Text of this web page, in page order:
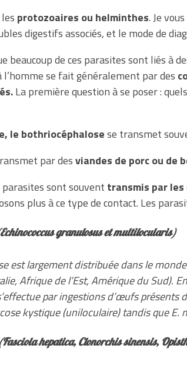
protozoaires ou helminthes. Je
digestifs associés, et le mode de
beaucoup de ces parasites sont liés à
se fait généralement par des
La première question à se poser :
le bothriocéphalosese transmet
par desviandes de porc ou
sont souvent transmis par
plus à ce type de contact. Les
Echinococcus granulosus et multilocularis)
est largement distribuée dans le
Afrique de l’Est, Amérique du Sud).
par ingestions d’œufs
kystique (uniloculaire) tandis queE.
Fasciola hepatica,Clonorchis sinensis,